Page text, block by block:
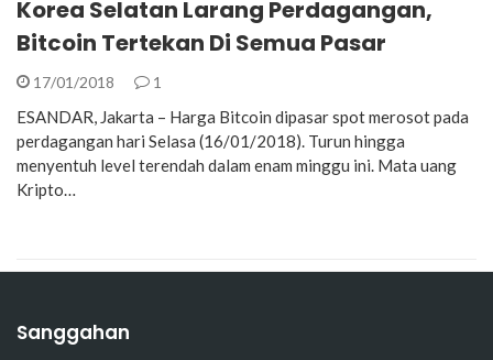
Korea Selatan Larang Perdagangan,
Bitcoin Tertekan Di Semua Pasar
17/01/2018 1
ESANDAR, Jakarta – Harga Bitcoin dipasar spot merosot pada
perdagangan hari Selasa (16/01/2018). Turun hingga
menyentuh level terendah dalam enam minggu ini. Mata uang
Kripto…
Sanggahan